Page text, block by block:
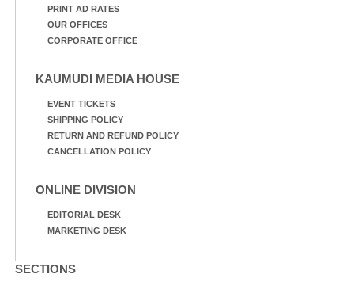
PRINT AD RATES
OUR OFFICES
CORPORATE OFFICE
KAUMUDI MEDIA HOUSE
EVENT TICKETS
SHIPPING POLICY
RETURN AND REFUND POLICY
CANCELLATION POLICY
ONLINE DIVISION
EDITORIAL DESK
MARKETING DESK
SECTIONS